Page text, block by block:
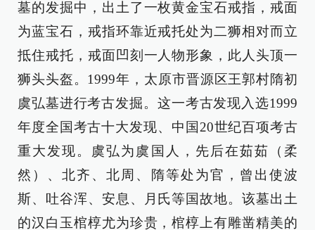
墓的发掘中，出土了一枚黄金宝石戒指，戒面
为蓝宝石，戒指环靠近戒托处为二狮相对而立
抵住戒托，戒面凹刻一人物形象，此人头顶一
狮头头盔。1999年，太原市晋源区王郭村隋初
虞弘墓进行考古发掘。这一考古发现入选1999
年度全国考古十大发现、中国20世纪百项考古
重大发现。虞弘为虞国人，先后在茹茹（柔
然）、北齐、北周、隋等处为官，曾出使波
斯、吐谷浑、安息、月氏等国故地。该墓出土
的汉白玉棺椁尤为珍贵，棺椁上有雕凿精美的